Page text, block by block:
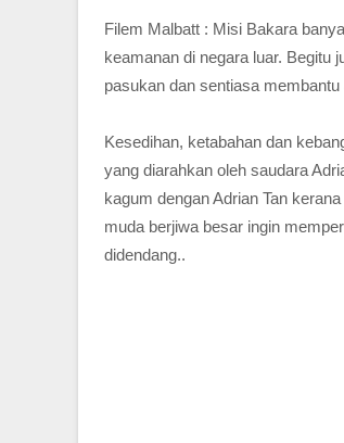
Filem Malbatt : Misi Bakara
keamanan di negara luar. Begitu
pasukan dan sentiasa
Kesedihan, ketabahan dan
yang diarahkan oleh saudara
kagum dengan Adrian Tan
muda berjiwa besar ingin
didendang..